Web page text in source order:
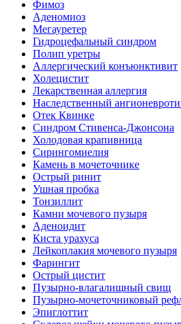
Фимоз
Аденомиоз
Мегауретер
Гидроцефальный синдром
Полип уретры
Аллергический конъюнктивит
Холецистит
Лекарственная аллергия
Наследственный
Отек Квинке
Синдром Стивенса-Джонсона
Холодовая крапивница
Сирингомиелия
Камень в мочеточнике
Острый ринит
Ушная пробка
Тонзиллит
Камни мочевого пузыря
Аденоидит
Киста урахуса
Лейкоплакия мочевого пузыря
Фарингит
Острый цистит
Пузырно-влагалищный свищ
Пузырно-мочеточниковый
Эпиглоттит